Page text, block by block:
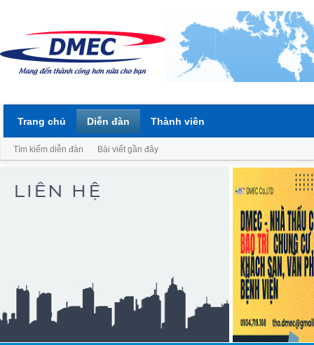
Trang chủ Diễn đàn
Tìm kiếm diễn đàn Bài viết gần đây
Thành viên